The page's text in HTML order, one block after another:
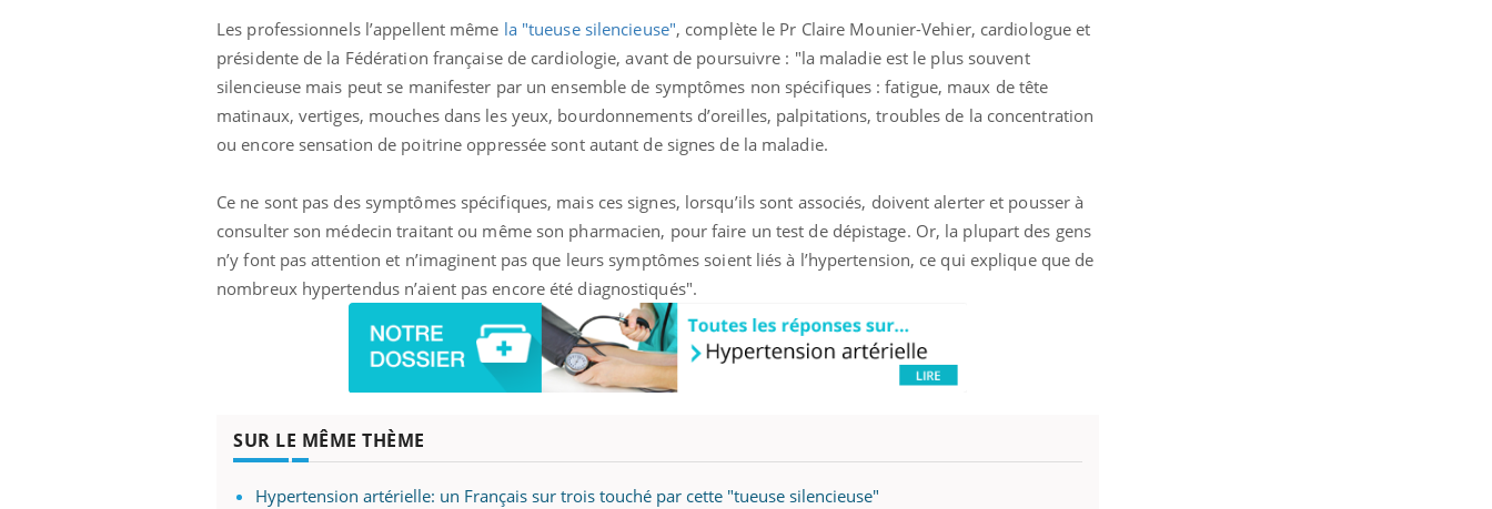
Les professionnels l’appellent même la "tueuse silencieuse", complète le Pr Claire Mounier-Vehier, cardiologue et
présidente de la Fédération française de cardiologie, avant de poursuivre : "la maladie est le plus souvent
silencieuse mais peut se manifester par un ensemble de symptômes non spécifiques : fatigue, maux de tête
matinaux, vertiges, mouches dans les yeux, bourdonnements d’oreilles, palpitations, troubles de la concentration
ou encore sensation de poitrine oppressée sont autant de signes de la maladie.
Ce ne sont pas des symptômes spécifiques, mais ces signes, lorsqu’ils sont associés, doivent alerter et pousser à
consulter son médecin traitant ou même son pharmacien, pour faire un test de dépistage. Or, la plupart des gens
n’y font pas attention et n’imaginent pas que leurs symptômes soient liés à l’hypertension, ce qui explique que de
nombreux hypertendus n’aient pas encore été diagnostiqués".
SUR LE MÊME THÈME
Hypertension artérielle: un Français sur trois touché par cette "tueuse silencieuse"